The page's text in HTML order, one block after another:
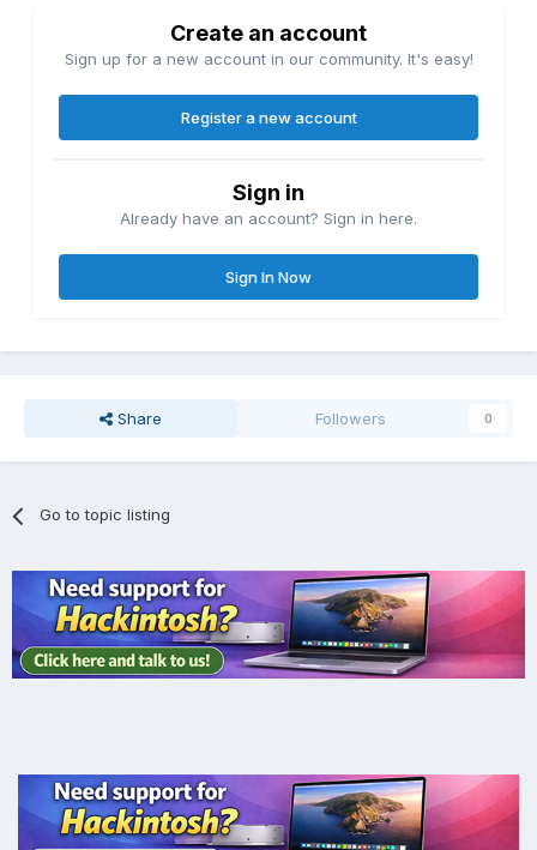
Create an account
Sign up for a new account in our community. It's easy!
Register a new account
Sign in
Already have an account? Sign in here.
Sign In Now
Share Followers 0
Go to topic listing